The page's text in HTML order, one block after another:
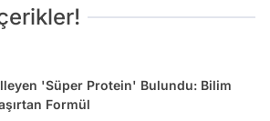
'Süper Protein' Bulundu: Bilim
Formül